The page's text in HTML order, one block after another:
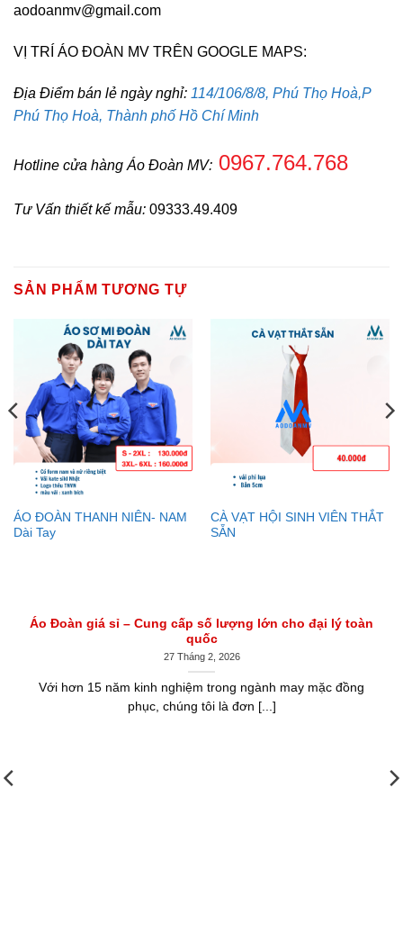
aodoanmv@gmail.com
VỊ TRÍ ÁO ĐOÀN MV TRÊN GOOGLE MAPS:
Địa Điểm bán lẻ ngày nghỉ: 114/106/8/8, Phú Thọ Hoà,P
Phú Thọ Hoà, Thành phố Hồ Chí Minh
Hotline cửa hàng Áo Đoàn MV: 0967.764.768
Tư Vấn thiết kế mẫu: 09333.49.409
SẢN PHẨM TƯƠNG TỰ
ÁO ĐOÀN THANH NIÊN- NAM
Dài Tay
CÀ VẠT HỘI SINH VIÊN THẮT
SẴN
Áo Đoàn giá sỉ – Cung cấp số lượng lớn cho đại lý toàn
quốc
27 Tháng 2, 2026
Với hơn 15 năm kinh nghiệm trong ngành may mặc đồng
phục, chúng tôi là đơn [...]